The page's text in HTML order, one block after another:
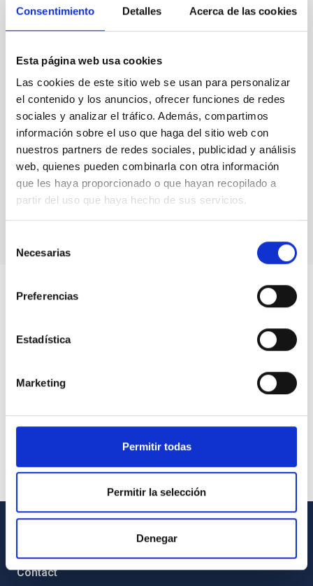
Consentimiento Detalles Acerca de las cookies
Esta página web usa cookies
Las cookies de este sitio web se usan para personalizar
el contenido y los anuncios, ofrecer funciones de redes
sociales y analizar el tráfico. Además, compartimos
información sobre el uso que haga del sitio web con
nuestros partners de redes sociales, publicidad y análisis
web, quienes pueden combinarla con otra información
que les haya proporcionado o que hayan recopilado a
partir del uso que haya hecho de sus servicios.
Necesarias
Preferencias
Estadística
Marketing
Permitir todas
Permitir la selección
Denegar
Sistema planetario GJ 357
Contact